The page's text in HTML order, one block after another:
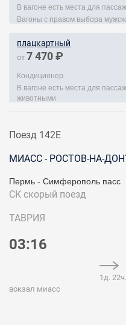
В вагоне есть места для
Вагоны с правом выбора
плацкартный
от 7 470 ₽
Кондиционер
В вагоне есть места для
животными
Поезд 142Е
МИАСС - РОСТОВ-НА-
Пермь - Симферополь пасс
СК скорый поезд
ТАВРИЯ
03:16
вокзал миасс
1д.